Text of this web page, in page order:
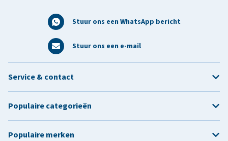
Stuur ons een WhatsApp bericht
Stuur ons een e-mail
Service & contact
Populaire categorieën
Populaire merken